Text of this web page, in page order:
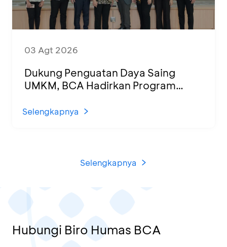
03 Agt 2026
Dukung Penguatan Daya Saing
UMKM, BCA Hadirkan Program
di KCU Tanjung Priok
Selengkapnya
Selengkapnya
Hubungi Biro Humas BCA